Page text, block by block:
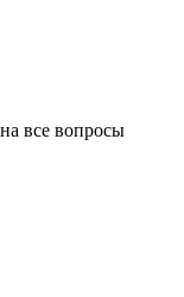
все вопросы